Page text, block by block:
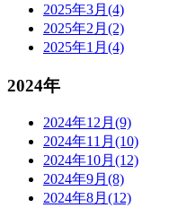
2025年3月(4)
2025年2月(2)
2025年1月(4)
2024年
2024年12月(9)
2024年11月(10)
2024年10月(12)
2024年9月(8)
2024年8月(12)